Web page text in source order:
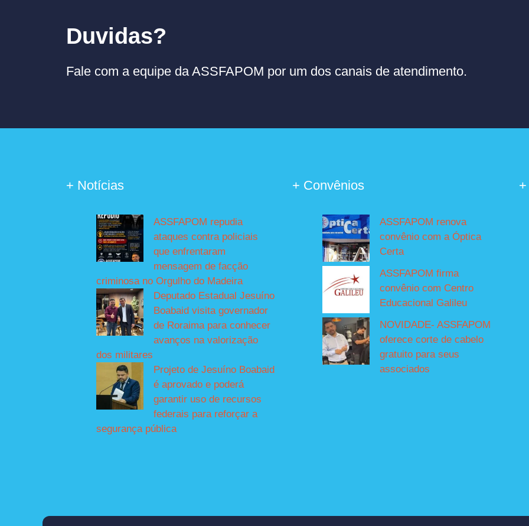
Duvidas?
Fale com a equipe da ASSFAPOM por um dos canais de atendimento.
+ Notícias
ASSFAPOM repudia
ataques contra policiais
que enfrentaram
mensagem de facção
criminosa no Orgulho do Madeira
Deputado Estadual Jesuíno
Boabaid visita governador
de Roraima para conhecer
avanços na valorização
dos militares
Projeto de Jesuíno Boabaid
é aprovado e poderá
garantir uso de recursos
federais para reforçar a
segurança pública
+ Convênios
ASSFAPOM renova
convênio com a Óptica
Certa
ASSFAPOM firma
convênio com Centro
Educacional Galileu
NOVIDADE- ASSFAPOM
oferece corte de cabelo
gratuito para seus
associados